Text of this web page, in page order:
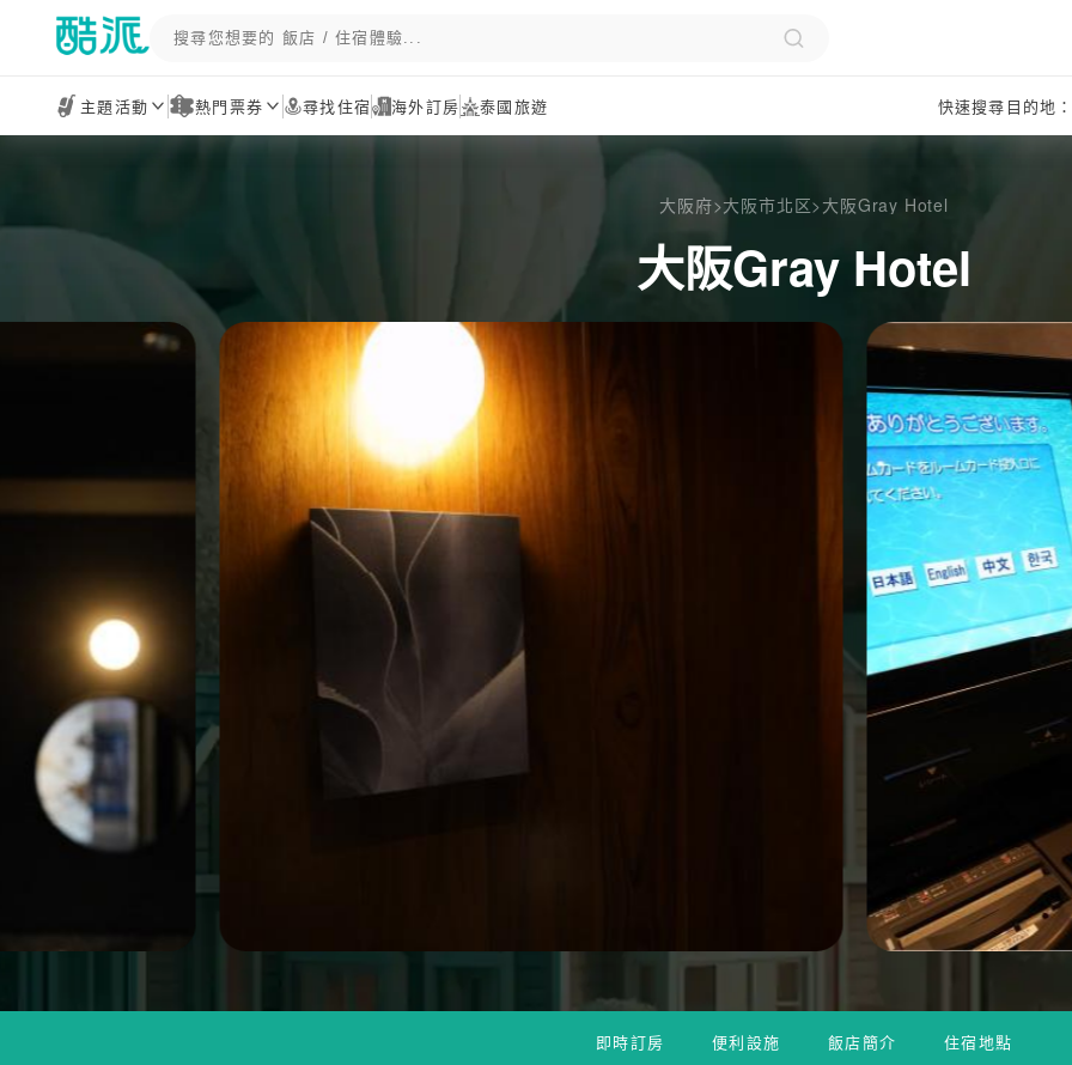
主題活動 熱門票券 尋找住宿 海外訂房 泰國旅遊 快速搜尋目的地
大阪府>大阪市北区>大阪Gray Hotel
大阪Gray Hotel
即時訂房 便利設施 飯店簡介 住宿地點